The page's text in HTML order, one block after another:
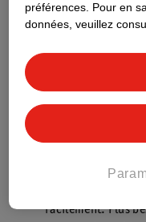
Découvrez dès
de marque Kruidvat
Aussi dans ce
Point de retrait
facilement. Plus
préférences. Pour en
données, veuillez